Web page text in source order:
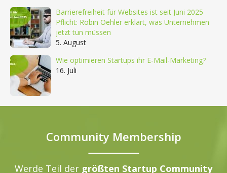
Barrierefreiheit für Websites ist seit Juni 2025
Pflicht: Robin Oehler erklärt, was Unternehmen
jetzt tun müssen
5. August
Wie optimieren Startups ihr E-Mail-Marketing?
16. Juli
Community Membership
Werde Teil der größten Startup Community